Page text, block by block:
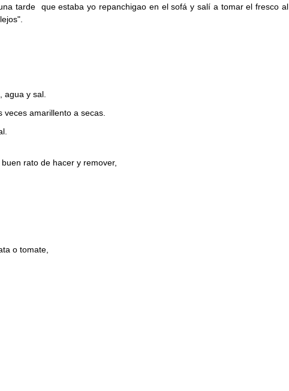
tarde que estaba yo repanchigao en el sofá y salí a tomar el fresco al
agua y sal.
amarillento a secas.
rato de hacer y remover,
o tomate,